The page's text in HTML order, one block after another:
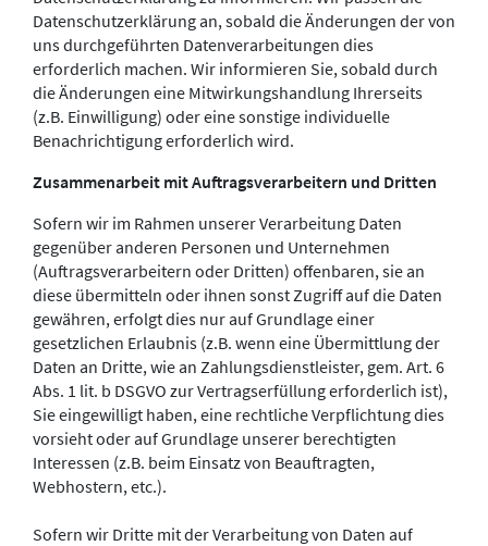
Datenschutzerklärung an, sobald die Änderungen der von
uns durchgeführten Datenverarbeitungen dies
erforderlich machen. Wir informieren Sie, sobald durch
die Änderungen eine Mitwirkungshandlung Ihrerseits
(z.B. Einwilligung) oder eine sonstige individuelle
Benachrichtigung erforderlich wird.
Zusammenarbeit mit Auftragsverarbeitern und Dritten
Sofern wir im Rahmen unserer Verarbeitung Daten
gegenüber anderen Personen und Unternehmen
(Auftragsverarbeitern oder Dritten) offenbaren, sie an
diese übermitteln oder ihnen sonst Zugriff auf die Daten
gewähren, erfolgt dies nur auf Grundlage einer
gesetzlichen Erlaubnis (z.B. wenn eine Übermittlung der
Daten an Dritte, wie an Zahlungsdienstleister, gem. Art. 6
Abs. 1 lit. b DSGVO zur Vertragserfüllung erforderlich ist),
Sie eingewilligt haben, eine rechtliche Verpflichtung dies
vorsieht oder auf Grundlage unserer berechtigten
Interessen (z.B. beim Einsatz von Beauftragten,
Webhostern, etc.).
Sofern wir Dritte mit der Verarbeitung von Daten auf